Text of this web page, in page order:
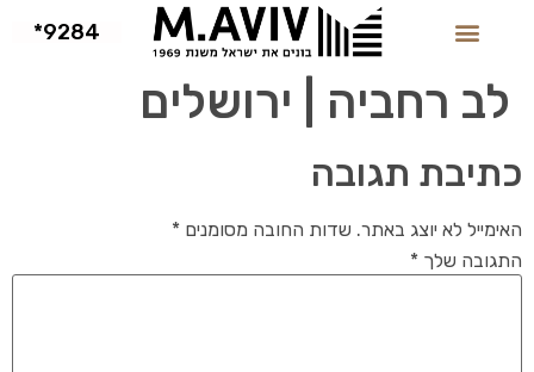
9284*
לב רחביה | ירושלים
כתיבת תגובה
האימייל לא יוצג באתר. שדות החובה מסומנים *
התגובה שלך *